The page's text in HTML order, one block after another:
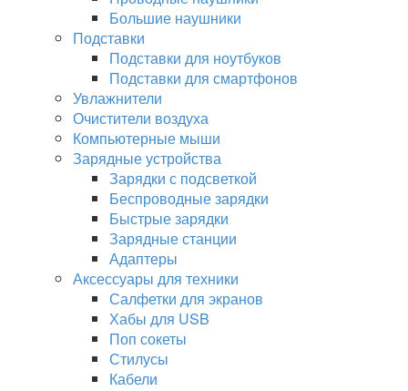
Большие наушники
Подставки
Подставки для ноутбуков
Подставки для смартфонов
Увлажнители
Очистители воздуха
Компьютерные мыши
Зарядные устройства
Зарядки с подсветкой
Беспроводные зарядки
Быстрые зарядки
Зарядные станции
Адаптеры
Аксессуары для техники
Салфетки для экранов
Хабы для USB
Поп сокеты
Стилусы
Кабели